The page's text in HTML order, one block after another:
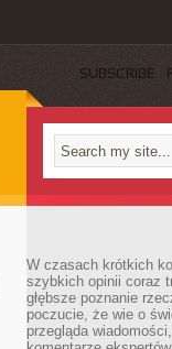
SUBSCRIBE
W czasach krótkich
szybkich opinii coraz
głębsze poznanie
poczucie, że wie o
przegląda